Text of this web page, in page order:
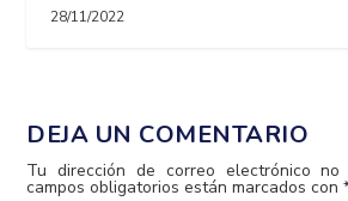
28/11/2022
DEJA UN COMENTARIO
Tu dirección de correo electrónico no
campos obligatorios están marcados con